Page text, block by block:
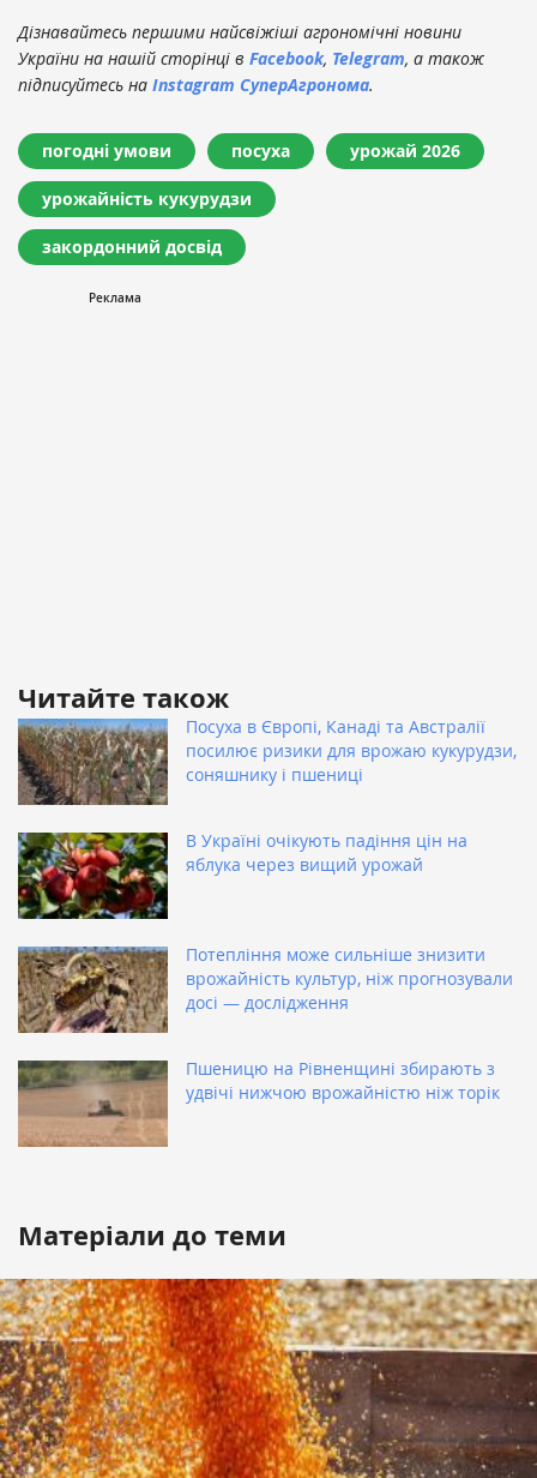
Дізнавайтесь першими найсвіжіші агрономічні новини
України на нашій сторінці в Facebook, Telegram, а також
підписуйтесь на Instagram СуперАгронома.
погодні умови посуха урожай 2026
урожайність кукурудзи
закордонний досвід
Читайте також
Посуха в Європі, Канаді та Австралії
посилює ризики для врожаю кукурудзи,
соняшнику і пшениці
В Україні очікують падіння цін на
яблука через вищий урожай
Потепління може сильніше знизити
врожайність культур, ніж прогнозували
досі — дослідження
Пшеницю на Рівненщині збирають з
удвічі нижчою врожайністю ніж торік
Матеріали до теми